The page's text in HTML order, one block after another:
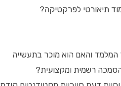
תיאורטי לפרקטיקה?
והאם הוא מוכר בתעשייה
רשמית ומקצועית?